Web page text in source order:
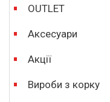
OUTLET
Аксесуари
Акції
Вироби з корку